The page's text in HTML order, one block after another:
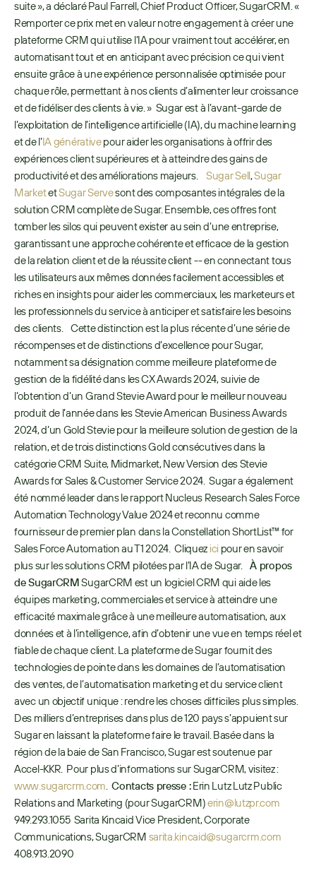
suite », a déclaré Paul Farrell, Chief Product Officer, SugarCRM. «
Remporter ce prix met en valeur notre engagement à créer une
plateforme CRM qui utilise l’IA pour vraiment tout accélérer, en
automatisant tout et en anticipant avec précision ce qui vient
ensuite grâce à une expérience personnalisée optimisée pour
chaque rôle, permettant à nos clients d’alimenter leur croissance
et de fidéliser des clients à vie. »  Sugar est à l’avant-garde de
l’exploitation de l’intelligence artificielle (IA), du machine learning
et de l’IA générative pour aider les organisations à offrir des
expériences client supérieures et à atteindre des gains de
productivité et des améliorations majeurs. Sugar Sell, Sugar
Market et Sugar Serve sont des composantes intégrales de la
solution CRM complète de Sugar. Ensemble, ces offres font
tomber les silos qui peuvent exister au sein d’une entreprise,
garantissant une approche cohérente et efficace de la gestion
de la relation client et de la réussite client -- en connectant tous
les utilisateurs aux mêmes données facilement accessibles et
riches en insights pour aider les commerciaux, les marketeurs et
les professionnels du service à anticiper et satisfaire les besoins
des clients.     Cette distinction est la plus récente d’une série de
récompenses et de distinctions d’excellence pour Sugar,
notamment sa désignation comme meilleure plateforme de
gestion de la fidélité dans les CX Awards 2024, suivie de
l’obtention d’un Grand Stevie Award pour le meilleur nouveau
produit de l’année dans les Stevie American Business Awards
2024, d’un Gold Stevie pour la meilleure solution de gestion de la
relation, et de trois distinctions Gold consécutives dans la
catégorie CRM Suite, Midmarket, New Version des Stevie
Awards for Sales & Customer Service 2024.  Sugar a également
été nommé leader dans le rapport Nucleus Research Sales Force
Automation Technology Value 2024 et reconnu comme
fournisseur de premier plan dans la Constellation ShortList™ for
Sales Force Automation au T1 2024.  Cliquez ici pour en savoir
plus sur les solutions CRM pilotées par l’IA de Sugar. À propos
de SugarCRM SugarCRM est un logiciel CRM qui aide les
équipes marketing, commerciales et service à atteindre une
efficacité maximale grâce à une meilleure automatisation, aux
données et à l’intelligence, afin d’obtenir une vue en temps réel et
fiable de chaque client. La plateforme de Sugar fournit des
technologies de pointe dans les domaines de l’automatisation
des ventes, de l’automatisation marketing et du service client
avec un objectif unique : rendre les choses difficiles plus simples.
Des milliers d’entreprises dans plus de 120 pays s’appuient sur
Sugar en laissant la plateforme faire le travail. Basée dans la
région de la baie de San Francisco, Sugar est soutenue par
www.sugarcrm.com. Contacts presse : Erin Lutz Lutz Public
Relations and Marketing (pour SugarCRM) erin@lutzpr.com
949.293.1055  Sarita Kincaid Vice President, Corporate
Communications, SugarCRM sarita.kincaid@sugarcrm.com
408.913.2090